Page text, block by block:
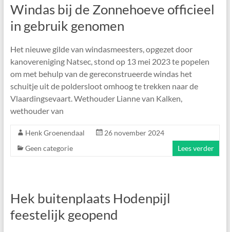
Windas bij de Zonnehoeve officieel
in gebruik genomen
Het nieuwe gilde van windasmeesters, opgezet door
kanovereniging Natsec, stond op 13 mei 2023 te popelen
om met behulp van de gereconstrueerde windas het
schuitje uit de poldersloot omhoog te trekken naar de
Vlaardingsevaart. Wethouder Lianne van Kalken,
wethouder van
Henk Groenendaal
26 november 2024
Geen categorie
Lees verder
Hek buitenplaats Hodenpijl
feestelijk geopend